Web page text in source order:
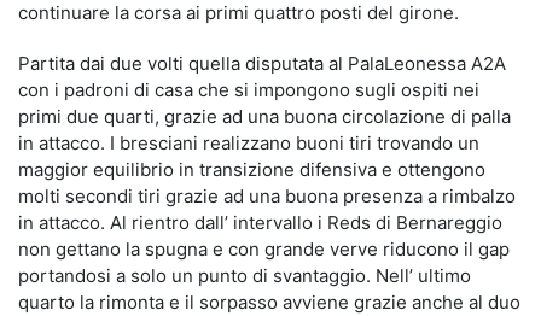
continuare la corsa ai primi quattro posti del girone.
Partita dai due volti quella disputata al PalaLeonessa A2A
con i padroni di casa che si impongono sugli ospiti nei
primi due quarti, grazie ad una buona circolazione di palla
in attacco. I bresciani realizzano buoni tiri trovando un
maggior equilibrio in transizione difensiva e ottengono
molti secondi tiri grazie ad una buona presenza a rimbalzo
in attacco. Al rientro dall’ intervallo i Reds di Bernareggio
non gettano la spugna e con grande verve riducono il gap
portandosi a solo un punto di svantaggio. Nell’ ultimo
quarto la rimonta e il sorpasso avviene grazie anche al duo